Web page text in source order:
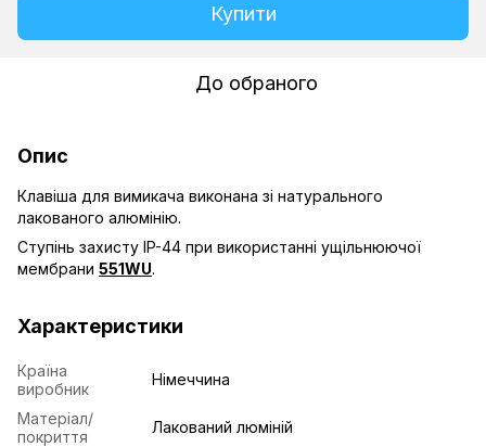
Купити
До обраного
Опис
Клавіша для вимикача виконана зі натурального
лакованого алюмінію.
Ступінь захисту IP-44 при використанні ущільнюючої
мембрани 551WU.
Характеристики
Країна
виробник
Німеччина
Матеріал/
покриття
Лакований люміній